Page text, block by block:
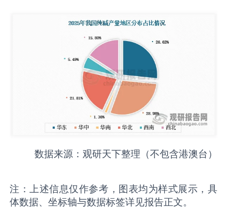
数据来源：观研天下整理（不包含港澳台）
注：上述信息仅作参考，图表均为样式展示，具
体数据、坐标轴与数据标签详见报告正文。